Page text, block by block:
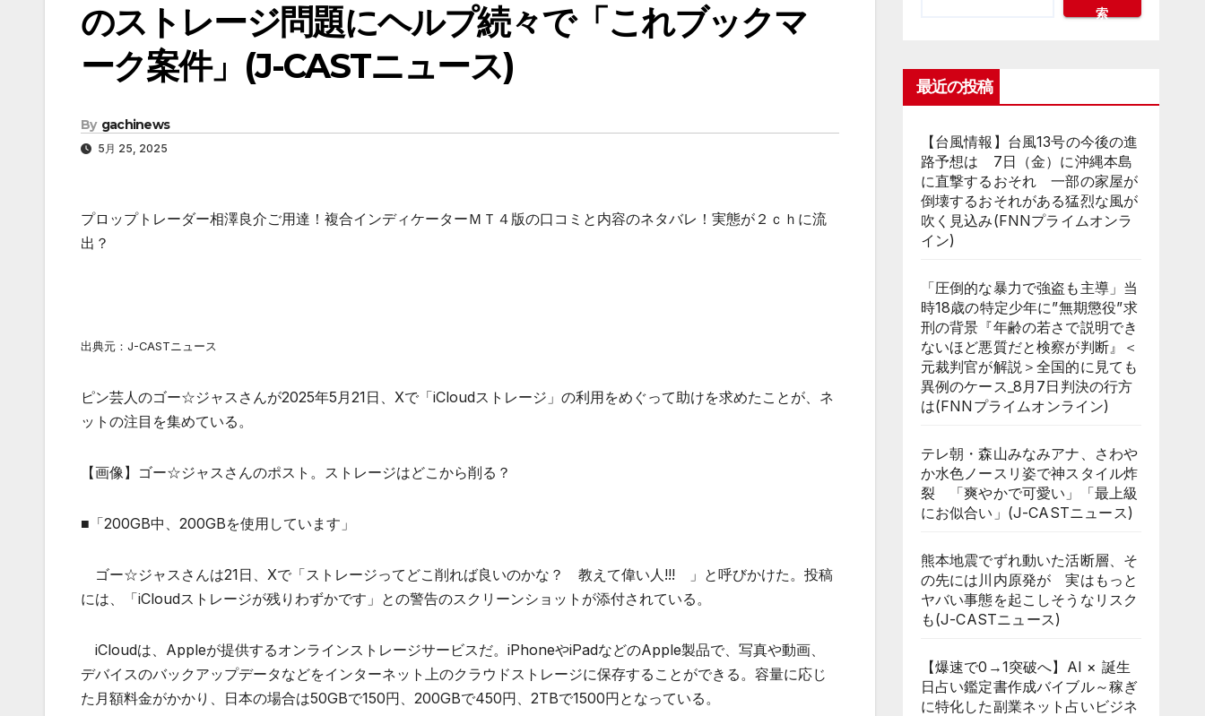
のストレージ問題にヘルプ続々で「これブックマ
ーク案件」(J-CASTニュース)
By gachinews
5月 25, 2025
プロップトレーダー相澤良介ご用達！複合インディケーターＭＴ４版の口コミと内容のネタバレ！実態が２ｃｈに流
出？
出典元：J-CASTニュース
ピン芸人のゴー☆ジャスさんが2025年5月21日、Xで「iCloudストレージ」の利用をめぐって助けを求めたことが、ネ
ットの注目を集めている。
【画像】ゴー☆ジャスさんのポスト。ストレージはどこから削る？
■「200GB中、200GBを使用しています」
ゴー☆ジャスさんは21日、Xで「ストレージってどこ削れば良いのかな？ 教えて偉い人!!! 」と呼びかけた。投稿
には、「iCloudストレージが残りわずかです」との警告のスクリーンショットが添付されている。
iCloudは、Appleが提供するオンラインストレージサービスだ。iPhoneやiPadなどのApple製品で、写真や動画、
デバイスのバックアップデータなどをインターネット上のクラウドストレージに保存することができる。容量に応じ
た月額料金がかかり、日本の場合は50GBで150円、200GBで450円、2TBで1500円となっている。
索
最近の投稿
【台風情報】台風13号の今後の進
路予想は 7日（金）に沖縄本島
に直撃するおそれ 一部の家屋が
倒壊するおそれがある猛烈な風が
吹く見込み(FNNプライムオンラ
イン)
「圧倒的な暴力で強盗も主導」当
時18歳の特定少年に”無期懲役”求
刑の背景『年齢の若さで説明でき
ないほど悪質だと検察が判断』＜
元裁判官が解説＞全国的に見ても
異例のケース_8月7日判決の行方
は(FNNプライムオンライン)
テレ朝・森山みなみアナ、さわや
か水色ノースリ姿で神スタイル炸
裂 「爽やかで可愛い」「最上級
にお似合い」(J-CASTニュース)
熊本地震でずれ動いた活断層、そ
の先には川内原発が 実はもっと
ヤバい事態を起こしそうなリスク
も(J-CASTニュース)
【爆速で0→1突破へ】AI × 誕生
日占い鑑定書作成バイブル～稼ぎ
に特化した副業ネット占いビジネ